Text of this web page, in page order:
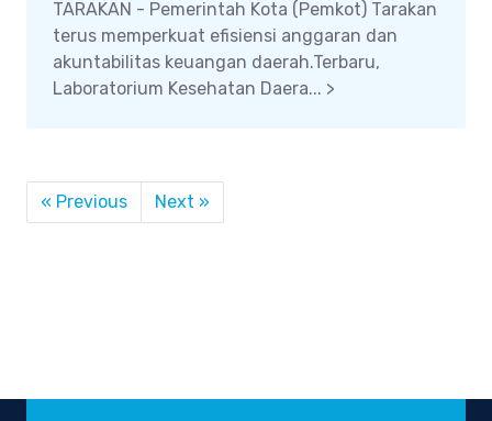
TARAKAN - Pemerintah Kota (Pemkot) Tarakan
terus memperkuat efisiensi anggaran dan
akuntabilitas keuangan daerah.Terbaru,
Laboratorium Kesehatan Daera... >
« Previous Next »